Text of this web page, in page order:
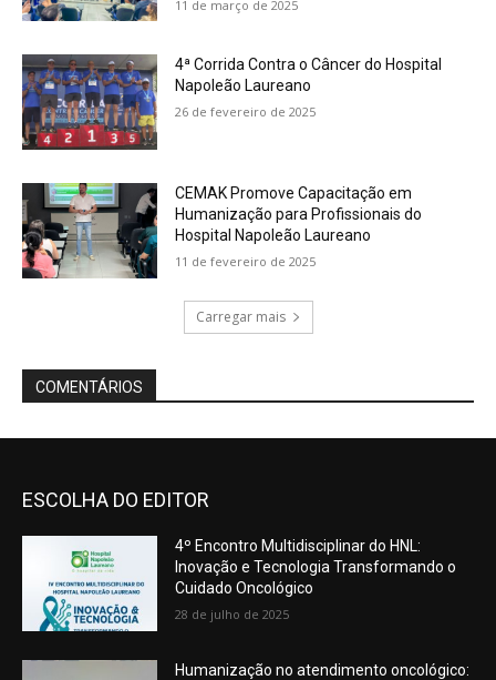
ESCOLHA DO EDITOR
4º Encontro Multidisciplinar do HNL:
Inovação e Tecnologia Transformando o
Cuidado Oncológico
28 de julho de 2025
Humanização no atendimento oncológico: